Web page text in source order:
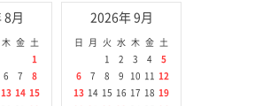
8月
木 金
土
1
6 7
8
13 14 15
2026年 9月
日 月 火 水 木 金
土
1
2 3 4
5
6
7 8 9 10 11
12
13 14 15 16 17 18 19